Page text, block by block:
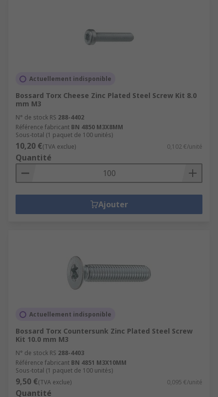
Actuellement indisponible
Bossard Torx Cheese Zinc Plated Steel Screw Kit 8.0
mm M3
N° de stock RS 288-4402
Référence fabricant BN 4850 M3X8MM
Sous-total (1 paquet de 100 unités)
10,20 €(TVA exclue) 0,102 €/unité
Quantité
Ajouter
Actuellement indisponible
Bossard Torx Countersunk Zinc Plated Steel Screw
Kit 10.0 mm M3
N° de stock RS 288-4403
Référence fabricant BN 4851 M3X10MM
Sous-total (1 paquet de 100 unités)
9,50 €(TVA exclue) 0,095 €/unité
Quantité